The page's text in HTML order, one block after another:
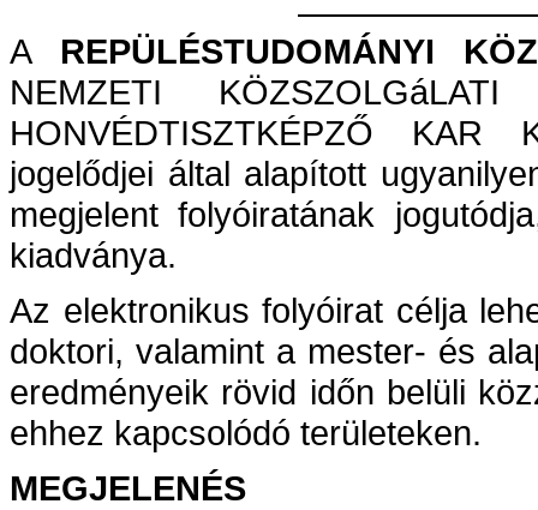
A REPÜLÉSTUDOMÁNYI
NEMZETI
HONVÉDTISZTKÉPZŐ KAR
jogelődjei által alapított
megjelent folyóiratának
kiadványa.
Az elektronikus folyóirat célja
doktori, valamint a mester- és
eredményeik rövid időn belüli
ehhez kapcsolódó területeken.
MEGJELENÉS